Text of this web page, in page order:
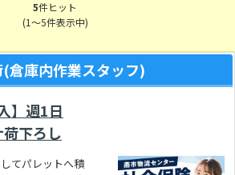
5件ヒット
(1～5件表示中)
倉庫内作業スタッフ)
】週1日
下ろし
てパレットへ積